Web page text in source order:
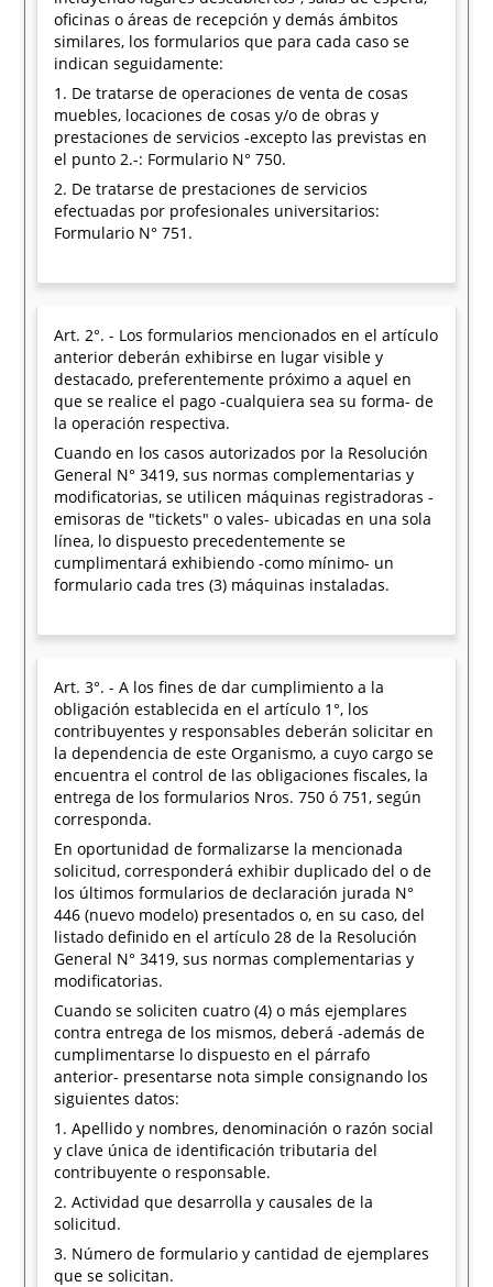
oficinas o áreas de recepción y demás ámbitos
similares, los formularios que para cada caso se
indican seguidamente:
1. De tratarse de operaciones de venta de cosas
muebles, locaciones de cosas y/o de obras y
prestaciones de servicios -excepto las previstas en
el punto 2.-: Formulario N° 750.
2. De tratarse de prestaciones de servicios
efectuadas por profesionales universitarios:
Formulario N° 751.
Art. 2°. - Los formularios mencionados en el artículo
anterior deberán exhibirse en lugar visible y
destacado, preferentemente próximo a aquel en
que se realice el pago -cualquiera sea su forma- de
la operación respectiva.
Cuando en los casos autorizados por la Resolución
General N° 3419, sus normas complementarias y
modificatorias, se utilicen máquinas registradoras -
emisoras de "tickets" o vales- ubicadas en una sola
línea, lo dispuesto precedentemente se
cumplimentará exhibiendo -como mínimo- un
formulario cada tres (3) máquinas instaladas.
Art. 3°. - A los fines de dar cumplimiento a la
obligación establecida en el artículo 1°, los
contribuyentes y responsables deberán solicitar en
la dependencia de este Organismo, a cuyo cargo se
encuentra el control de las obligaciones fiscales, la
entrega de los formularios Nros. 750 ó 751, según
corresponda.
En oportunidad de formalizarse la mencionada
solicitud, corresponderá exhibir duplicado del o de
los últimos formularios de declaración jurada N°
446 (nuevo modelo) presentados o, en su caso, del
listado definido en el artículo 28 de la Resolución
General N° 3419, sus normas complementarias y
modificatorias.
Cuando se soliciten cuatro (4) o más ejemplares
contra entrega de los mismos, deberá -además de
cumplimentarse lo dispuesto en el párrafo
anterior- presentarse nota simple consignando los
siguientes datos:
1. Apellido y nombres, denominación o razón social
y clave única de identificación tributaria del
contribuyente o responsable.
2. Actividad que desarrolla y causales de la
solicitud.
3. Número de formulario y cantidad de ejemplares
que se solicitan.